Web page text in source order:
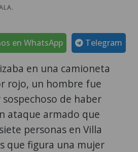
Telegram
en WhatsApp
en una camioneta
rojo, un hombre fue
de haber
ataque armado que
personas en Villa
que figura una mujer